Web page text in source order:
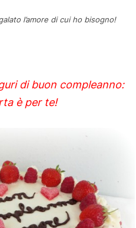
l’amore di cui ho bisogno!
di buon compleanno:
è per te!